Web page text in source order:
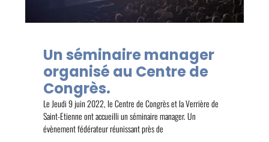
Un séminaire manager
organisé au Centre de
Congrès.
Le Jeudi 9 juin 2022, le Centre de Congrès et la Verrière de
Saint-Etienne ont accueilli un séminaire manager. Un
évènement fédérateur réunissant près de